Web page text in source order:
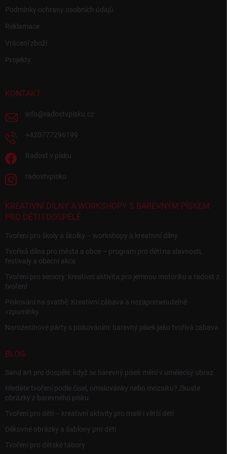
Podmínky ochrany osobních údajů
Reklamace
Vrácení zboží
Projekty
KONTAKT
info@radostvpisku.cz
+420777296199
Radost v písku
radostvpisku
KREATIVNÍ DÍLNY A WORKSHOPY S BAREVNÝM PÍSKEM
PRO DĚTI I DOSPĚLÉ
Tvoření pro školy a školky – workshopy a kreativní dílny
Tvořivá dílna pro města a obce – program pro děti na slavnosti,
festivaly a obecní akce
Tvoření pro seniory: kreativní aktivita pro jemnou motoriku a radost z
tvoření
Pískování na svatbě: Kreativní zábava a nezapomenutelné
vzpomínky
Narozeninové párty s pískováním: barevný písek jako tvořivá zábava
BLOG
Sand art pro dospělé: když se barevný písek mění v umělecký obraz
Hledáte tvoření podle čísel, omalovánky nebo mozaiku? Zkuste
obrázky z barevného písku
Tvoření pro děti – kreativní aktivity pro malé i větší děti
Děkovné obrázky a šablony pro děti
Tvoření pro dětské tábory